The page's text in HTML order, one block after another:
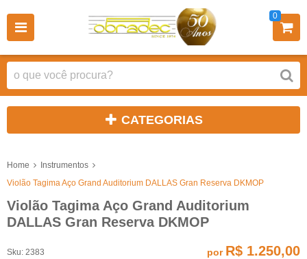
0
CATEGORIAS
Home
Instrumentos
Violão Tagima Aço Grand Auditorium DALLAS Gran Reserva DKMOP
Violão Tagima Aço Grand Auditorium
DALLAS Gran Reserva DKMOP
Sku: 2383
por R$ 1.250,00